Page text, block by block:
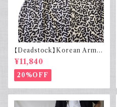
【Deadstock】Korean Army
韓国軍 バクテリアカモジャケッ
ト
¥11,840
20%OFF